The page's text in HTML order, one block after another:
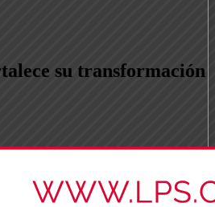
su transformación